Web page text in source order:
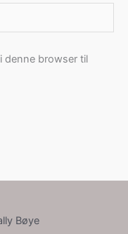
denne browser til
Bøye